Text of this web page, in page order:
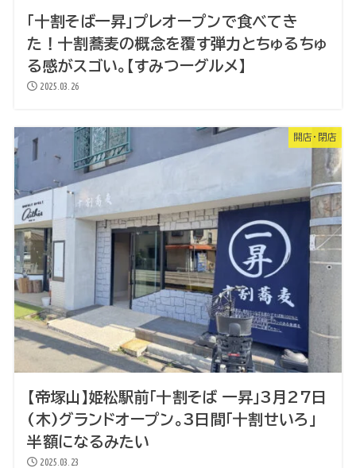
「十割そば一昇」プレオープンで食べてき
た！十割蕎麦の概念を覆す弾力とちゅるちゅ
る感がスゴい。【すみつーグルメ】
2025.03.26
開店・閉店
【帝塚山】姫松駅前「十割そば 一昇」3月27日
(木)グランドオープン。3日間「十割せいろ」
半額になるみたい
2025.03.23